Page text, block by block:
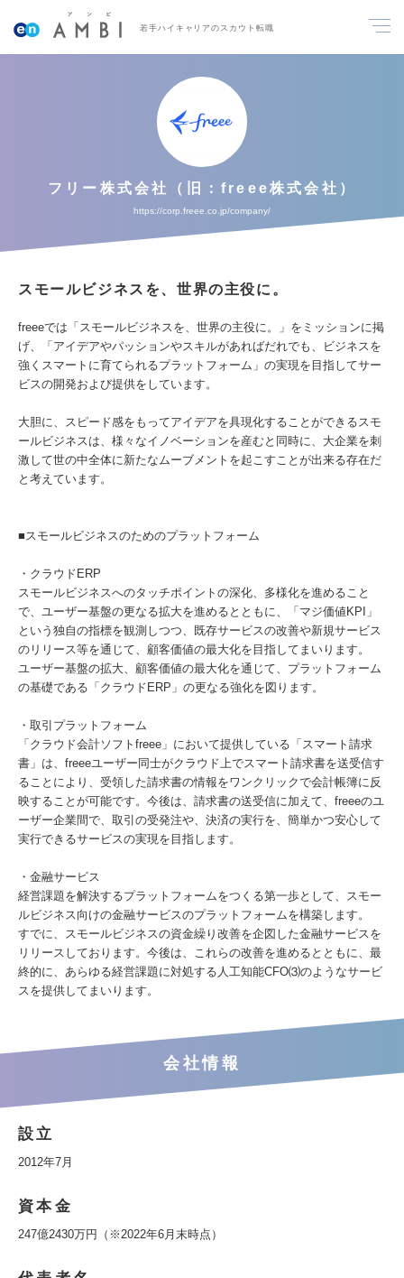
若手ハイキャリアのスカウト転職
フリー株式会社（旧：freee株式会社）
https://corp.freee.co.jp/company/
スモールビジネスを、世界の主役に。
freeeでは「スモールビジネスを、世界の主役に。」をミッションに掲
げ、「アイデアやパッションやスキルがあればだれでも、ビジネスを
強くスマートに育てられるプラットフォーム」の実現を目指してサー
ビスの開発および提供をしています。
大胆に、スピード感をもってアイデアを具現化することができるスモ
ールビジネスは、様々なイノベーションを産むと同時に、大企業を刺
激して世の中全体に新たなムーブメントを起こすことが出来る存在だ
と考えています。
■スモールビジネスのためのプラットフォーム
・クラウドERP
スモールビジネスへのタッチポイントの深化、多様化を進めること
で、ユーザー基盤の更なる拡大を進めるとともに、「マジ価値KPI」
という独自の指標を観測しつつ、既存サービスの改善や新規サービス
のリリース等を通じて、顧客価値の最大化を目指してまいります。
ユーザー基盤の拡大、顧客価値の最大化を通じて、プラットフォーム
の基礎である「クラウドERP」の更なる強化を図ります。
・取引プラットフォーム
「クラウド会計ソフトfreee」において提供している「スマート請求
書」は、freeeユーザー同士がクラウド上でスマート請求書を送受信す
ることにより、受領した請求書の情報をワンクリックで会計帳簿に反
映することが可能です。今後は、請求書の送受信に加えて、freeeのユ
ーザー企業間で、取引の受発注や、決済の実行を、簡単かつ安心して
実行できるサービスの実現を目指します。
・金融サービス
経営課題を解決するプラットフォームをつくる第一歩として、スモー
ルビジネス向けの金融サービスのプラットフォームを構築します。
すでに、スモールビジネスの資金繰り改善を企図した金融サービスを
リリースしております。今後は、これらの改善を進めるとともに、最
終的に、あらゆる経営課題に対処する人工知能CFO⑶のようなサービ
スを提供してまいります。
会社情報
設立
2012年7月
資本金
247億2430万円（※2022年6月末時点）